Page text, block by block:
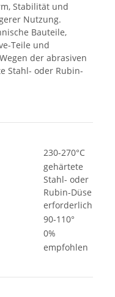
Stabilität und
Nutzung.
Bauteile,
Teile und
der abrasiven
Stahl- oder Rubin-
230-270°C
gehärtete
Stahl- oder
Rubin-Düse
erforderlich
90-110°
0%
empfohlen